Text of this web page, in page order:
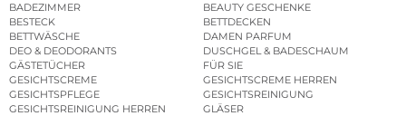
BADEZIMMER
BEAUTY GESCHENKE
BESTECK
BETTDECKEN
BETTWÄSCHE
DAMEN PARFUM
DEO & DEODORANTS
DUSCHGEL & BADESCHAUM
GÄSTETÜCHER
FÜR SIE
GESICHTSCREME
GESICHTSCREME HERREN
GESICHTSPFLEGE
GESICHTSREINIGUNG
GESICHTSREINIGUNG HERREN
GLÄSER